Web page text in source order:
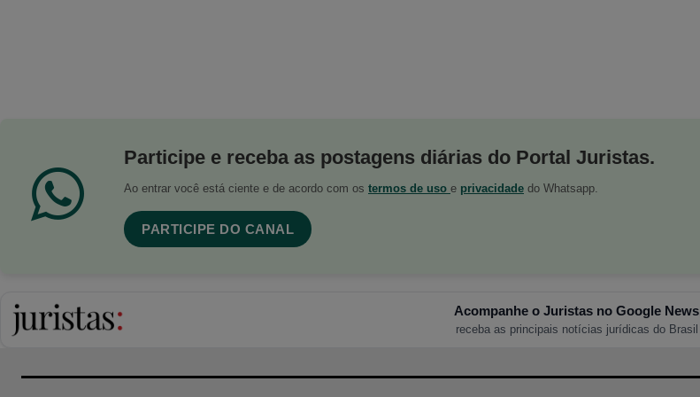
Participe e receba as postagens diárias do Portal Juristas.
Ao entrar você está ciente e de acordo com os termos de uso e privacidade do Whatsapp.
PARTICIPE DO CANAL
Acompanhe o Juristas no Google News
receba as principais notícias jurídicas do Brasil